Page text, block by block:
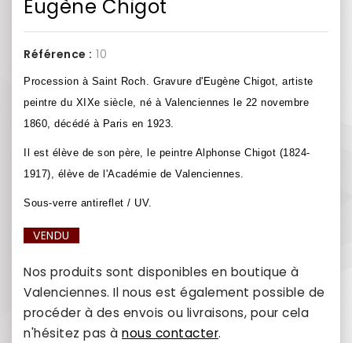
Eugène Chigot
Référence : 10
Procession à Saint Roch. Gravure d'Eugène Chigot, artiste
peintre du XIXe siècle, né à Valenciennes le 22 novembre
1860, décédé à Paris en 1923.
Il est élève de son père, le peintre Alphonse Chigot (1824-
1917), élève de l'Académie de Valenciennes.
Sous-verre antireflet / UV.
VENDU
Nos produits sont disponibles en boutique à
Valenciennes. Il nous est également possible de
procéder à des envois ou livraisons, pour cela
n'hésitez pas à nous contacter.